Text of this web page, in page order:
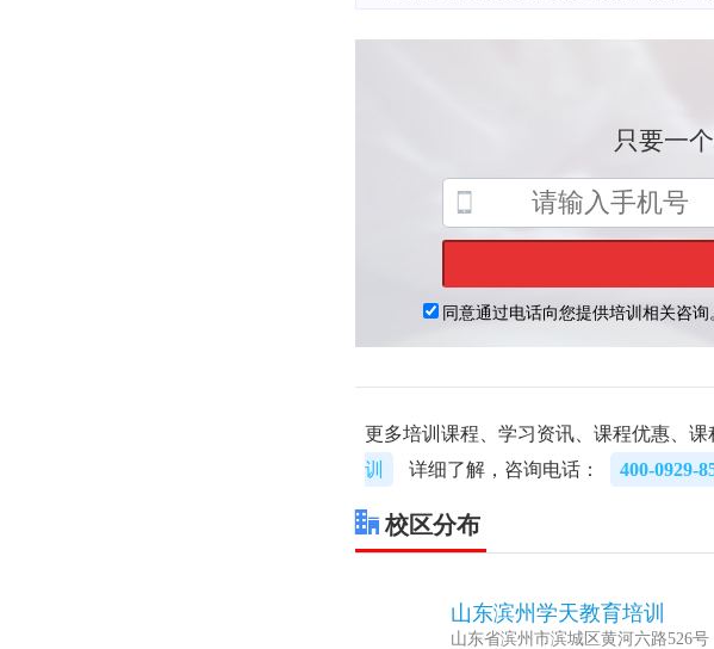
更多培训课程、学习资讯、课程优惠、
训
详细了解，咨询电话： 400-0929-
校区分布
山东滨州学天教育培训
山东省滨州市滨城区黄河六路526号